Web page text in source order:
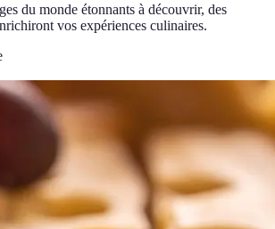
du monde étonnants à découvrir, des
vos expériences culinaires.